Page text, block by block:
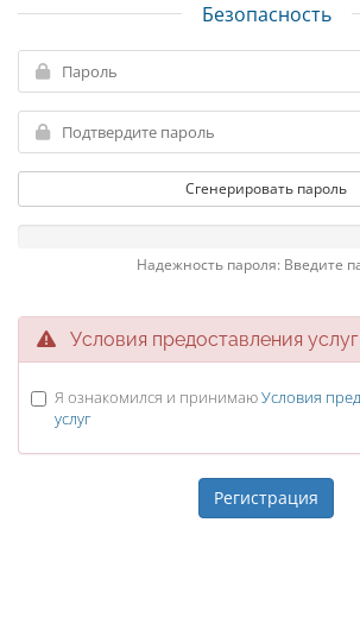
Безопасность
Сгенерировать пароль
Надежность пароля: Введите
Условия предоставления услуг
Я ознакомился и принимаюУсловия
услуг